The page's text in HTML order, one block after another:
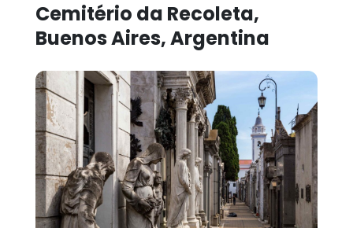
Cemitério da Recoleta,
Buenos Aires, Argentina